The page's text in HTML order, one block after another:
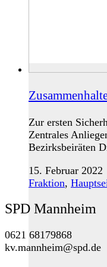
Zur ersten
Zentrales
Bezirksbeiräten
15. Februar 2022
Fraktion,
SPD Mannheim
0621 68179868
kv.mannheim@spd.de